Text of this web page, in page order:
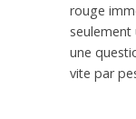
rouge
seulement
une
vite par